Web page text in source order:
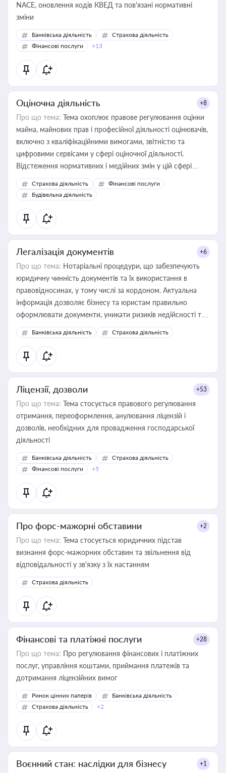
NACE, оновлення кодів КВЕД та пов'язані нормативні
зміни
Банківська діяльність
Страхова діяльність
Фінансові послуги
+13
Оціночна діяльність +8
Про що тема: Тема охоплює правове регулювання оцінки
майна, майнових прав і професійної діяльності оцінювачів,
включно з кваліфікаційними вимогами, звітністю та
цифровими сервісами у сфері оціночної діяльності.
Відстеження нормативних і медійних змін у цій сфері
корисне для власника бізнесу, керівника, юриста або
бухгалтера під час оподаткування, приватизації, оренди
державного майна, корпоративних угод і перевірки
статусу суб'єктів оціночної діяльності
Страхова діяльність
Фінансові послуги
Будівельна діяльність
Легалізація документів +6
Про що тема: Нотаріальні процедури, що забезпечують
юридичну чинність документів та їх використання в
правовідносинах, у тому числі за кордоном. Актуальна
інформація дозволяє бізнесу та юристам правильно
оформлювати документи, уникати ризиків недійсності та
забезпечувати їх належне прийняття органами влади та
контрагентами
Банківська діяльність Страхова діяльність
Ліцензії, дозволи +53
Про що тема: Тема стосується правового регулювання
отримання, переоформлення, анулювання ліцензій і
дозволів, необхідних для провадження господарської
діяльності
Банківська діяльність
Страхова діяльність
Фінансові послуги
+5
Про форс-мажорні обставини +2
Про що тема: Тема стосується юридичних підстав
визнання форс-мажорних обставин та звільнення від
відповідальності у зв'язку з їх настанням
Страхова діяльність
Фінансові та платіжні послуги +28
Про що тема: Про регулювання фінансових і платіжних
послуг, управління коштами, приймання платежів та
дотримання ліцензійних вимог
Ринок цінних паперів
Банківська діяльність
Страхова діяльність
+2
Воєнний стан: наслідки для бізнесу +1